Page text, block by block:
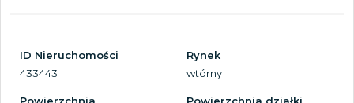
ID Nieruchomości
433443
Rynek
wtórny